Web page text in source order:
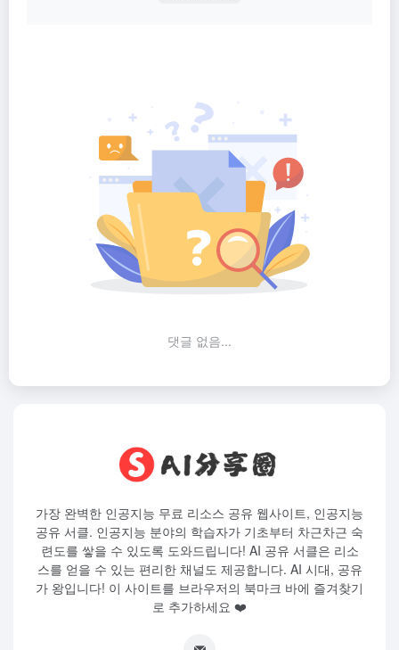
댓글 없음...
가장 완벽한 인공지능 무료 리소스 공유 웹사이트, 인공지능
공유 서클. 인공지능 분야의 학습자가 기초부터 차근차근 숙
련도를 쌓을 수 있도록 도와드립니다! AI 공유 서클은 리소
스를 얻을 수 있는 편리한 채널도 제공합니다. AI 시대, 공유
가 왕입니다! 이 사이트를 브라우저의 북마크 바에 즐겨찾기
로 추가하세요 ❤️